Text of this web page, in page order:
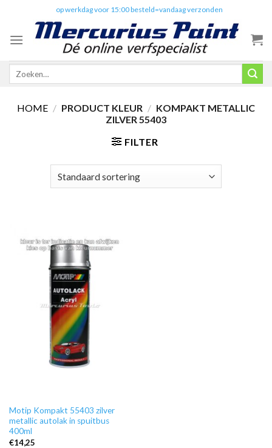
content
op werkdag voor 15:00 besteld=vandaag verzonden
Zoeken
HOME / PRODUCT KLEUR / KOMPAKT METALLIC
ZILVER 55403
FILTER
Motip Kompakt 55403 zilver
metallic autolak in spuitbus
400ml
€14,25